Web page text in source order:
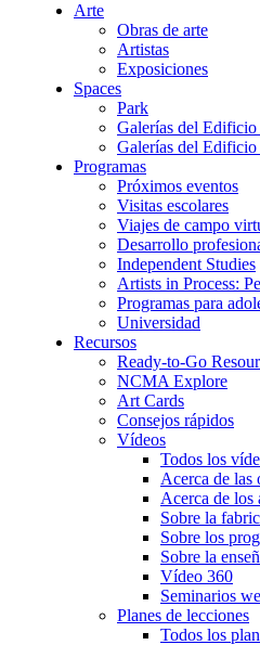
Arte
Obras de arte
Artistas
Exposiciones
Spaces
Park
Galerías del Edificio
Galerías del Edificio
Programas
Próximos eventos
Visitas escolares
Viajes de campo
Desarrollo
Independent Studies
Artists in Process:
Programas para
Universidad
Recursos
Ready-to-Go
NCMA Explore
Art Cards
Consejos rápidos
Vídeos
Todos los
Acerca de las
Acerca de los
Sobre la
Sobre los
Sobre la
Vídeo 360
Seminarios
Planes de lecciones
Todos los